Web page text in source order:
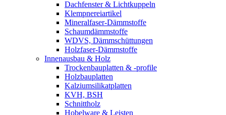
Dachfenster & Lichtkuppeln
Klempnereiartikel
Mineralfaser-Dämmstoffe
Schaumdämmstoffe
WDVS, Dämmschüttungen
Holzfaser-Dämmstoffe
Innenausbau & Holz
Trockenbauplatten & -profile
Holzbauplatten
Kalziumsilikatplatten
KVH, BSH
Schnittholz
Hobelware & Leisten